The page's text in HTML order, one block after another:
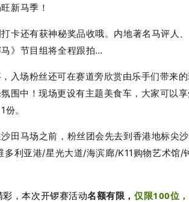
新马季！
卡还有获神秘奖品收哦。内地著名马评人
马》节目组将全程跟拍…
入场粉丝还可在赛道旁欣赏由乐手们带来
围中！现场更设有主题美食车，大家可以
1份。
田马场之前， 粉丝团会先去到香港地标尖
多利亚港/星光大道/海滨廊/K11购物艺术馆/
彩，本次开锣赛活动名额有限， 仅限100位 ，